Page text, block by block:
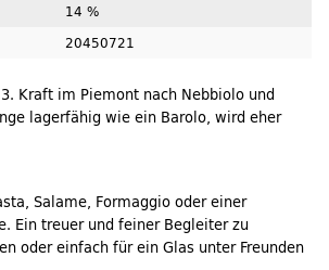
14 %
20450721
Kraft im Piemont nach Nebbiolo und
lagerfähig wie ein Barolo, wird eher
Salame, Formaggio oder einer
Ein treuer und feiner Begleiter zu
oder einfach für ein Glas unter Freunden